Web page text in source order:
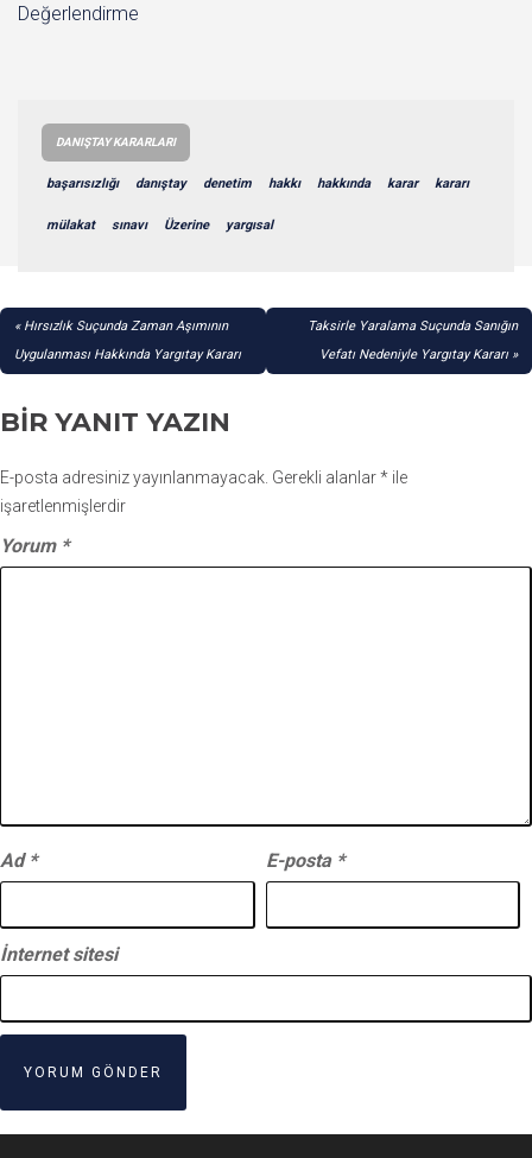
Değerlendirme
DANIŞTAY KARARLARI
başarısızlığı danıştay denetim hakkı hakkında karar kararı
mülakat sınavı Üzerine yargısal
YAZI
GEZINMESI
Hırsızlık Suçunda Zaman Aşımının
Uygulanması Hakkında Yargıtay Kararı
Taksirle Yaralama Suçunda Sanığın
Vefatı Nedeniyle Yargıtay Kararı
BIR YANIT YAZIN
E-posta adresiniz yayınlanmayacak. Gerekli alanlar* ile
işaretlenmişlerdir
Yorum *
Ad * E-posta *
İnternet sitesi